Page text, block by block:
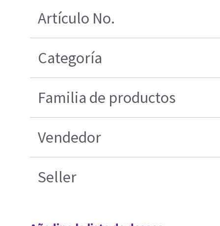
Artículo No.
Categoría
Familia de productos
Vendedor
Seller